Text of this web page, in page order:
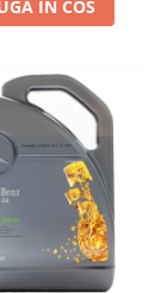
IN COS